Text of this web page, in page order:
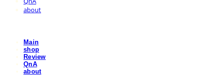
about
Main
shop
Review
QnA
about